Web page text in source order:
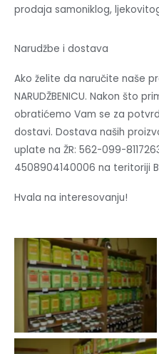
prodaja samoniklog,
Narudžbe i dostava
Ako želite da naručite naše
NARUDŽBENICU. Nakon što
obratićemo Vam se za
dostavi. Dostava naših
uplate na ŽR: 562-099-
4508904140006 na teritoriji
Hvala na interesovanju!